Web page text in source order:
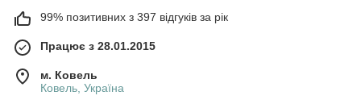
99% позитивних з 397 відгуків за рік
Працює з 28.01.2015
м. Ковель
Ковель, Україна